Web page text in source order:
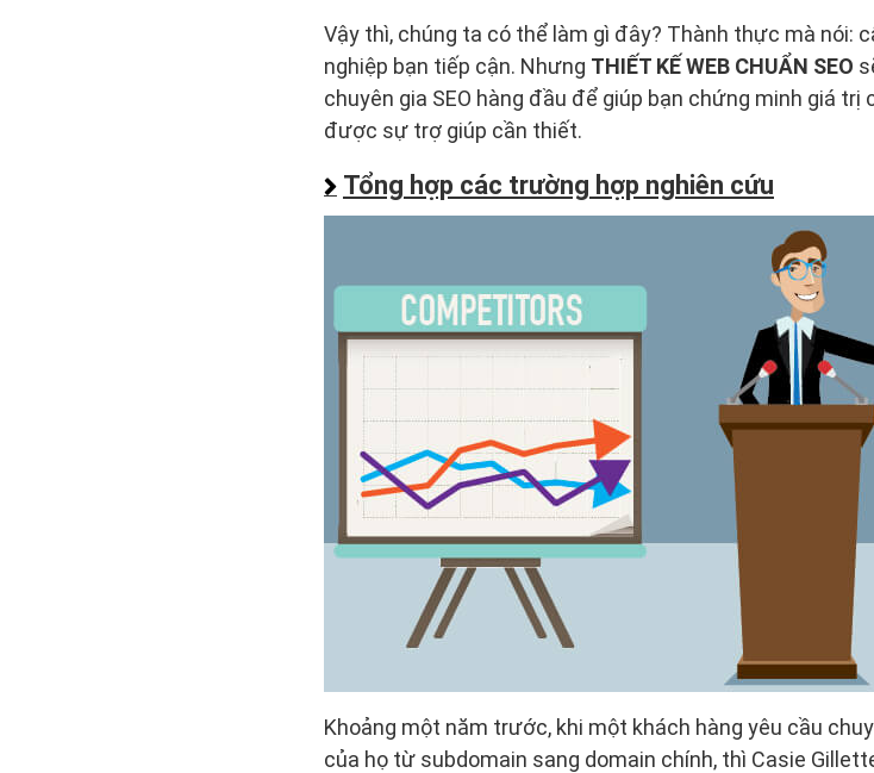
Vậy thì, chúng ta có thể làm gì đây? Thành thực mà nói:
nghiệp bạn tiếp cận. Nhưng THIẾT KẾ WEB CHUẨN SEO
chuyên gia SEO hàng đầu để giúp bạn chứng minh giá trị
được sự trợ giúp cần thiết.
Tổng hợp các trường hợp nghiên cứu
Khoảng một năm trước, khi một khách hàng yêu cầu
của họ từ subdomain sang domain chính, thì Casie